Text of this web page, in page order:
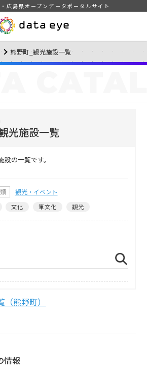
広島県オープンデータポータルサイト
熊野町_観光施設一覧
光施設一覧
の一覧です。
観光・イベント
文化 筆文化 観光
熊野町）
情報